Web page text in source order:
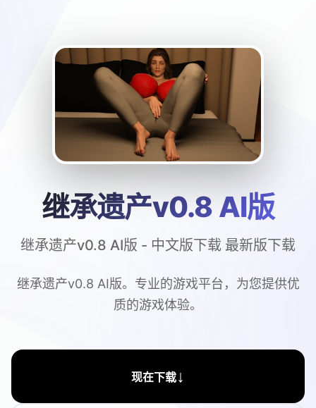
继承遗产v0.8 AI版
继承遗产v0.8 AI版 - 中文版下载 最新版下载
继承遗产v0.8 AI版。专业的游戏平台，为您提供优
质的游戏体验。
现在下载↓